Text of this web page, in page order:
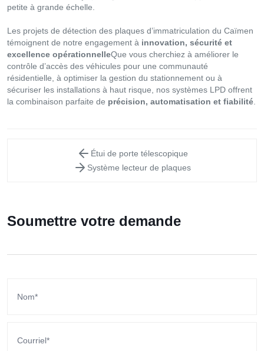
petite à grande échelle.
Les projets de détection des plaques d’immatriculation du Caïmen
témoignent de notre engagement à innovation, sécurité et
excellence opérationnelleQue vous cherchiez à améliorer le
contrôle d’accès des véhicules pour une communauté
résidentielle, à optimiser la gestion du stationnement ou à
sécuriser les installations à haut risque, nos systèmes LPD offrent
la combinaison parfaite de précision, automatisation et fiabilité
Étui de porte télescopique
Système lecteur de plaques
Soumettre votre demande